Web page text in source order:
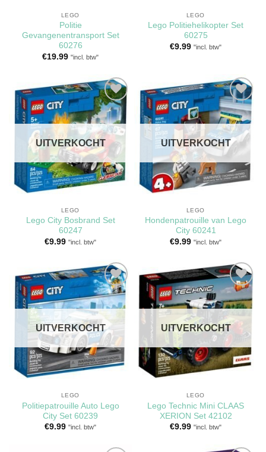
LEGO
Politie
Gevangenentransport Set
60276
€19.99 "incl. btw"
LEGO
Lego Politiehelikopter Set
60275
€9.99 "incl. btw"
Toevoegen
aan
verlanglijst
UITVERKOCHT
LEGO
Lego City Bosbrand Set
60247
€9.99 "incl. btw"
Toevoegen
aan
verlanglijst
UITVERKOCHT
LEGO
Hondenpatrouille van Lego
City 60241
€9.99 "incl. btw"
Toevoegen
aan
verlanglijst
UITVERKOCHT
LEGO
Politiepatrouille Auto Lego
City Set 60239
€9.99 "incl. btw"
Toevoegen
aan
verlanglijst
UITVERKOCHT
LEGO
Lego Technic Mini CLAAS
XERION Set 42102
€9.99 "incl. btw"